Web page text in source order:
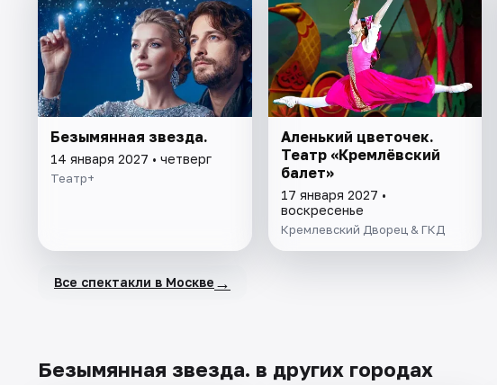
Безымянная звезда.
14 января 2027 • четверг
Театр+
Аленький цветочек.
Театр «Кремлёвский
балет»
17 января 2027 •
воскресенье
Кремлевский Дворец & ГКД
Все спектакли в Москве →
Безымянная звезда. в других городах